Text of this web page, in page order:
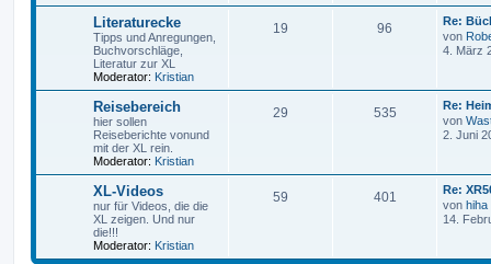
Literaturecke
Tipps und Anregungen,
Buchvorschläge,
Literatur zur XL
Moderator: Kristian
19 96
Re:
von
4. März
Reisebereich
hier sollen
Reiseberichte vonund
mit der XL rein.
Moderator: Kristian
29 535
Re:
von
2. Juni
XL-Videos
nur für Videos, die die
XL zeigen. Und nur
die!!!
Moderator: Kristian
59 401
Re:
von hiha
14.